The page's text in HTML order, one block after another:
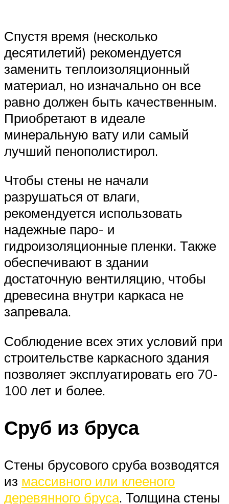
Спустя время (несколько
десятилетий) рекомендуется
заменить теплоизоляционный
материал, но изначально он все
равно должен быть качественным.
Приобретают в идеале
минеральную вату или самый
лучший пенополистирол.
Чтобы стены не начали
разрушаться от влаги,
рекомендуется использовать
надежные паро- и
гидроизоляционные пленки. Также
обеспечивают в здании
достаточную вентиляцию, чтобы
древесина внутри каркаса не
запревала.
Соблюдение всех этих условий при
строительстве каркасного здания
позволяет эксплуатировать его 70-
100 лет и более.
Сруб из бруса
Стены брусового сруба возводятся
из массивного или клееного
деревянного бруса. Толщина стены